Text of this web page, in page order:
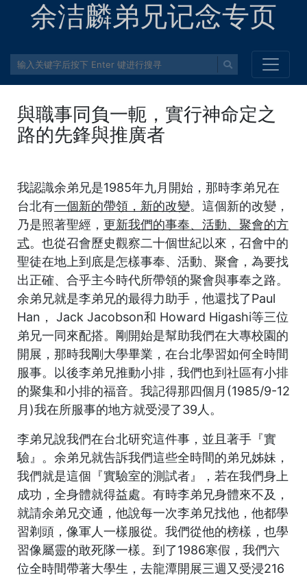
余洁麟弟兄记念专页
與職事同負一軛，實行神命定之
路的先鋒與推廣者
我認識余弟兄是1985年九月開始，那時李弟兄在
台北有一個新的帶領，新的改變。這個新的改變，
乃是照著聖經， 更新我們的事奉、活動、聚會的方
式。也從召會歷史觀察二十個世紀以來，召會中的
聖徒在地上到底是怎樣事奉、活動、聚會，為要找
出正確、合乎主今時代所帶領的聚會與事奉之路。
余弟兄就是李弟兄的最得力助手，他還找了Paul
Han， Jack Jacobson和 Howard Higashi等三位
弟兄一同來配搭。剛開始是幫助我們在大專校園的
開展，那時我剛大學畢業，在台北學習如何全時間
服事。以後李弟兄推動小排，我們也到社區有小排
的聚集和小排的福音。我記得那四個月(1985/9-12
月)我在所服事的地方就受浸了39人。
李弟兄說我們在台北研究這件事，並且著手『實
驗』。余弟兄就告訴我們這些全時間的弟兄姊妹，
我們就是這個『實驗室的測試者』，若在我們身上
成功，全身體就得益處。有時李弟兄身體來不及，
就請余弟兄交通，他說每一次李弟兄找他，他都學
習剃頭，像軍人一樣服從。我們從他的榜樣，也學
習像屬靈的敢死隊一樣。到了1986寒假，我們六
位全時間帶著大學生，去龍潭開展三週又受浸216